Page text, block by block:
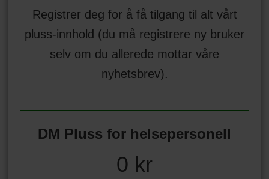
Registrer deg for å få tilgang til alt vårt
pluss-innhold (du må registrere ny bruker
selv om du allerede mottar våre
nyhetsbrev).
DM Pluss for helsepersonell
0 kr